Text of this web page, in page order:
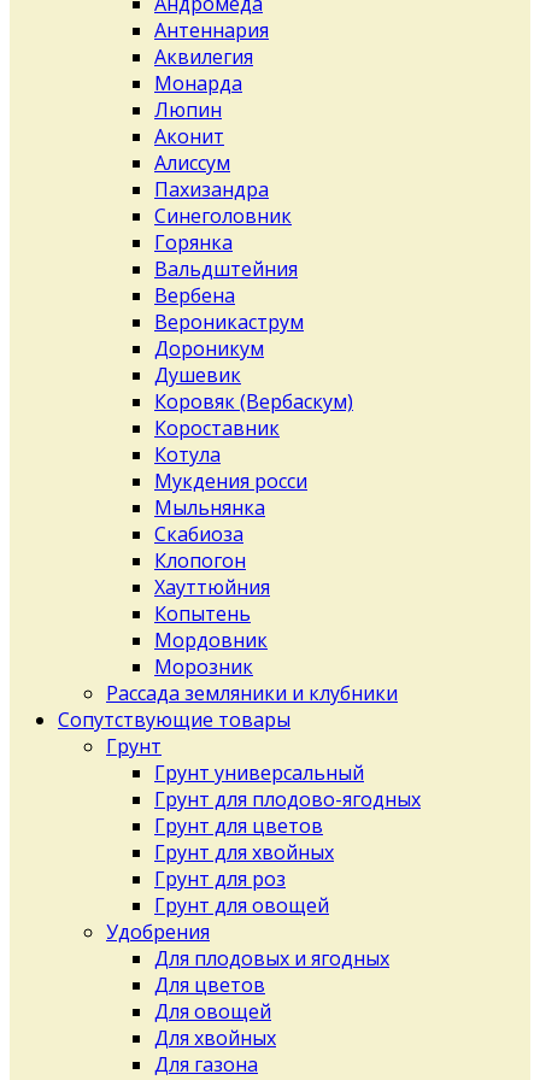
Антеннария
Аквилегия
Монарда
Люпин
Аконит
Алиссум
Пахизандра
Синеголовник
Горянка
Вальдштейния
Вербена
Вероникаструм
Дороникум
Душевик
Коровяк (Вербаскум)
Короставник
Котула
Мукдения росси
Мыльнянка
Скабиоза
Клопогон
Хауттюйния
Копытень
Мордовник
Морозник
Рассада земляники и клубники
Сопутствующие товары
Грунт
Грунт универсальный
Грунт для плодово-ягодных
Грунт для цветов
Грунт для хвойных
Грунт для роз
Грунт для овощей
Удобрения
Для плодовых и ягодных
Для цветов
Для овощей
Для хвойных
Для газона